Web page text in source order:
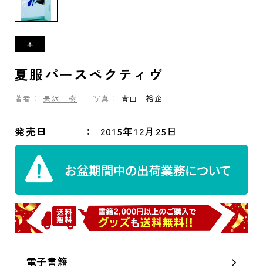
夏服パースペクティヴ
著者： 長沢 樹 写真： 青山 裕企
発売日 2015年12月25日
電子書籍